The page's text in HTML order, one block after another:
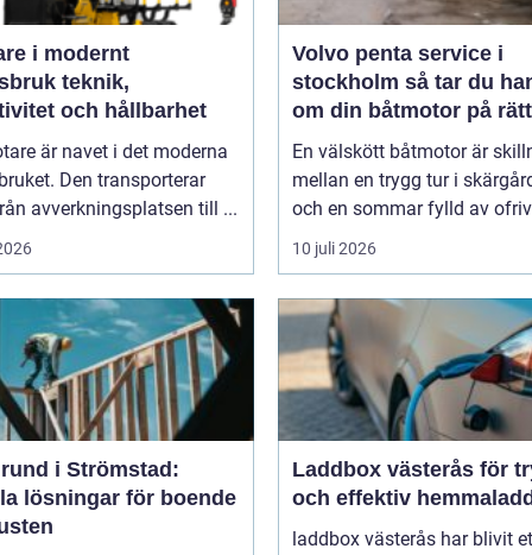
i modernt
teknik,
och hållbarhet
är navet i det moderna
Den transporterar
avverkningsplatsen till ...
Volvo penta service i
stockholm så tar du hand
om din båtmotor på
En välskött båtmotor är
mellan en trygg tur i
och en sommar fylld av
10 juli 2026
i Strömstad:
lösningar för boende
Laddbox västerås för
och effektiv
laddbox västerås har blivit